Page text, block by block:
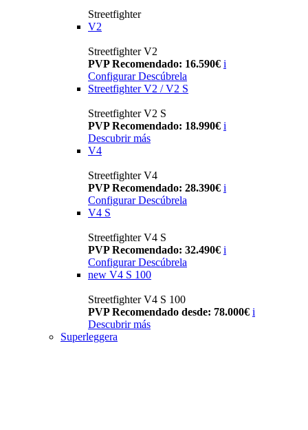
Streetfighter
V2
Streetfighter V2
PVP Recomendado: 16.590€ i
Configurar Descúbrela
Streetfighter V2 / V2 S
Streetfighter V2 S
PVP Recomendado: 18.990€ i
Descubrir más
V4
Streetfighter V4
PVP Recomendado: 28.390€ i
Configurar Descúbrela
V4 S
Streetfighter V4 S
PVP Recomendado: 32.490€ i
Configurar Descúbrela
new V4 S 100
Streetfighter V4 S 100
PVP Recomendado desde: 78.000€ i
Descubrir más
Superleggera